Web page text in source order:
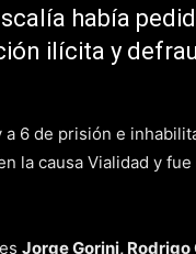
había
ilícita y
a 6 de prisión e
la causa Vialidad y
Jorge Gorini,